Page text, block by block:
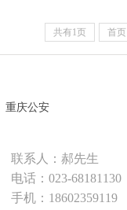
共有1页 首页
联系人：郝先生
电话：023-68181130
手机：18602359119
重庆公安